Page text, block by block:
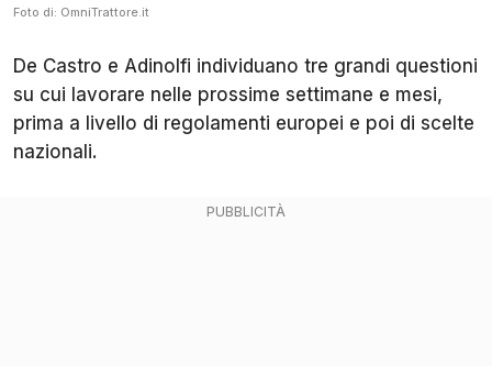
Foto di: OmniTrattore.it
De Castro e Adinolfi individuano tre grandi questioni
su cui lavorare nelle prossime settimane e mesi,
prima a livello di regolamenti europei e poi di scelte
nazionali.